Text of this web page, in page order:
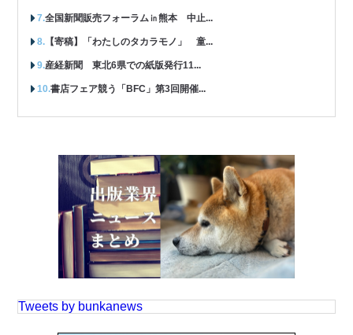
全国新聞販売フォーラム㏌熊本 中止...
【寄稿】「わたしのタカラモノ」 童...
産経新聞 東北6県での紙版発行11...
書店フェア競う「BFC」第3回開催...
Tweets by bunkanews